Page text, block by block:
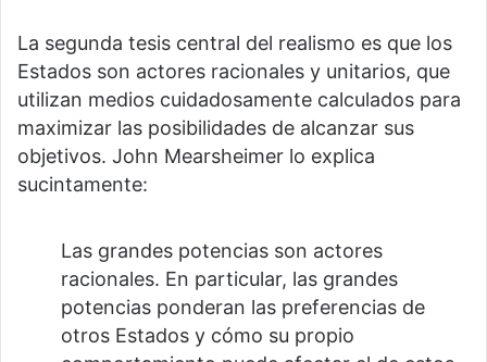
La segunda tesis central del realismo es que los
Estados son actores racionales y unitarios, que
utilizan medios cuidadosamente calculados para
maximizar las posibilidades de alcanzar sus
objetivos. John Mearsheimer lo explica
sucintamente:
Las grandes potencias son actores
racionales. En particular, las grandes
potencias ponderan las preferencias de
otros Estados y cómo su propio